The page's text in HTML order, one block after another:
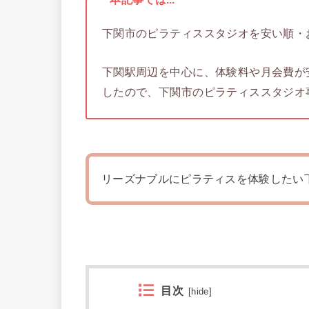
下関市のピラティススタジオを安い順
下関駅周辺を中心に、体験料や月会費
したので、下関市のピラティススタジ
リーズナブルにピラティスを体験した
目次 hide